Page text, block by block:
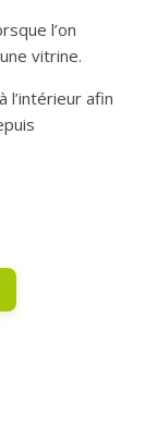
l’on
vitrine.
l’intérieur afin